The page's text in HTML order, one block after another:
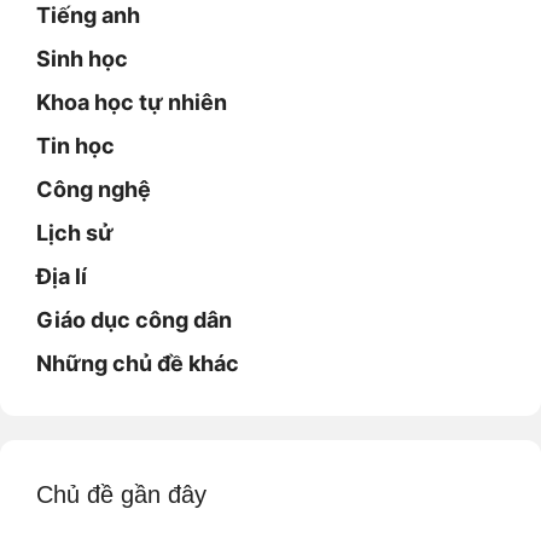
Tiếng anh
Sinh học
Khoa học tự nhiên
Tin học
Công nghệ
Lịch sử
Địa lí
Giáo dục công dân
Những chủ đề khác
Chủ đề gần đây